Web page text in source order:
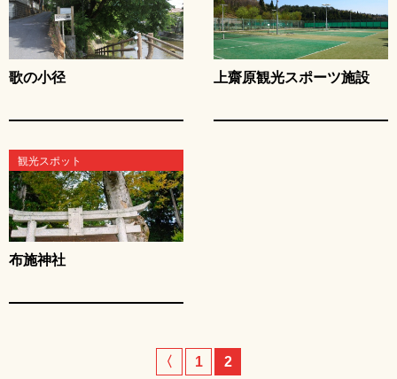
歌の小径 上齋原観光スポーツ施設
観光スポット
布施神社
〈 1 2